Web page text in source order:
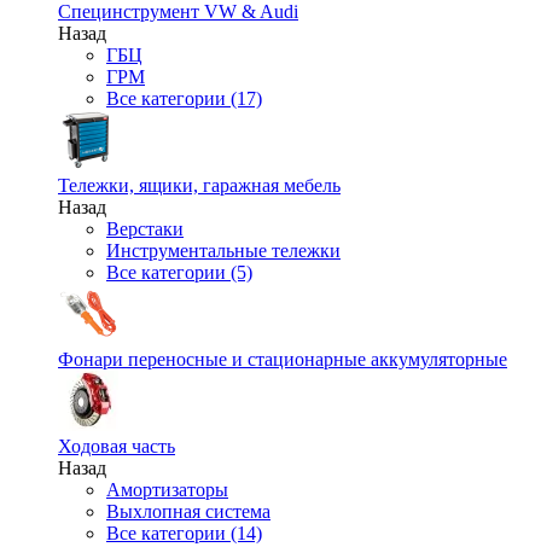
Специнструмент VW & Audi
Назад
ГБЦ
ГРМ
Все категории (17)
Тележки, ящики, гаражная мебель
Назад
Верстаки
Инструментальные тележки
Все категории (5)
Фонари переносные и стационарные аккумуляторные
Ходовая часть
Назад
Амортизаторы
Выхлопная система
Все категории (14)